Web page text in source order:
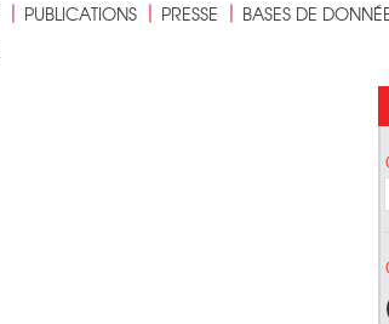
PUBLICATIONS PRESSE
BASES DE